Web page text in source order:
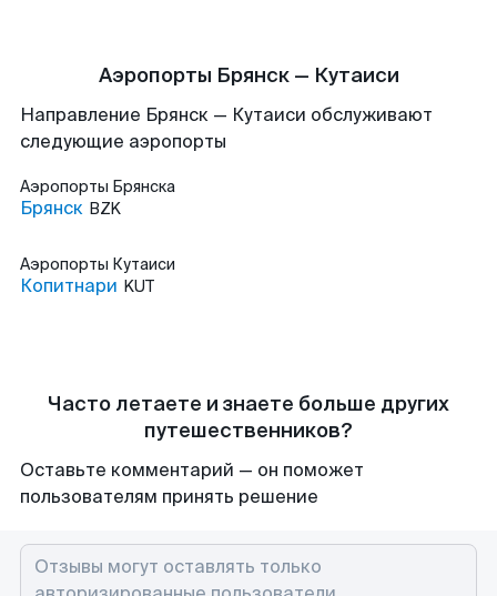
Аэропорты Брянск — Кутаиси
Направление Брянск — Кутаиси обслуживают
следующие аэропорты
Аэропорты Брянска
Брянск BZK
Аэропорты Кутаиси
Копитнари KUT
Часто летаете и знаете больше других
путешественников?
Оставьте комментарий — он поможет
пользователям принять решение